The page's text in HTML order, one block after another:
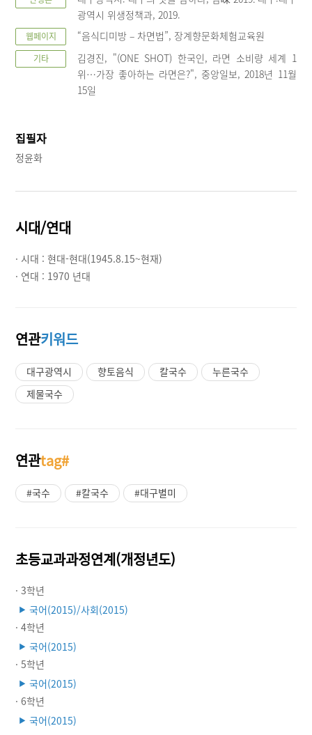
광역시 위생정책과, 2019.
웹페이지 “음식디미방 – 차면법”, 장계향문화체험교육원
기타
김경진, "(ONE SHOT) 한국인, 라면 소비량 세계 1
위…가장 좋아하는 라면은?", 중앙일보, 2018년 11월
15일
집필자
정윤화
시대/연대
· 시대 :현대-현대(1945.8.15~현재)
· 연대 : 1970 년대
연관키워드
대구광역시 향토음식 칼국수
누른국수
제물국수
연관tag#
#국수 #칼국수 #대구별미
초등교과과정연계(개정년도)
· 3학년
▶ 국어(2015)/사회(2015)
· 4학년
▶ 국어(2015)
· 5학년
▶ 국어(2015)
· 6학년
▶ 국어(2015)